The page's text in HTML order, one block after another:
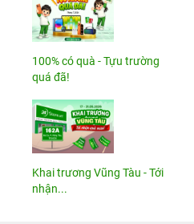
100% có quà - Tựu trường
quá đã!
Khai trương Vũng Tàu - Tới
nhận...